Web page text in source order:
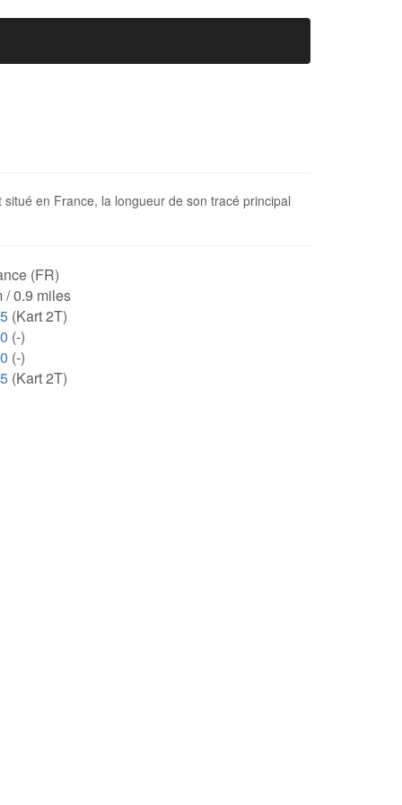
en France, la longueur de son tracé principal
(FR)
/ 0.9 miles
(Kart 2T)
(-)
(-)
(Kart 2T)